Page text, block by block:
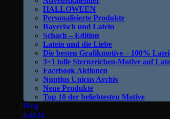
HALLOWEEN
Personalisierte Produkte
Bayerisch und Latein
Schach – Edition
Latein und die Liebe
Die besten Grafikmotive – 100%
3+1 tolle Sternzeichen-Motive auf
Facebook Aktionen
Nuntius Unicus Archiv
Neue Produkte
Top 10 der beliebtesten Motive
Blog
Log In